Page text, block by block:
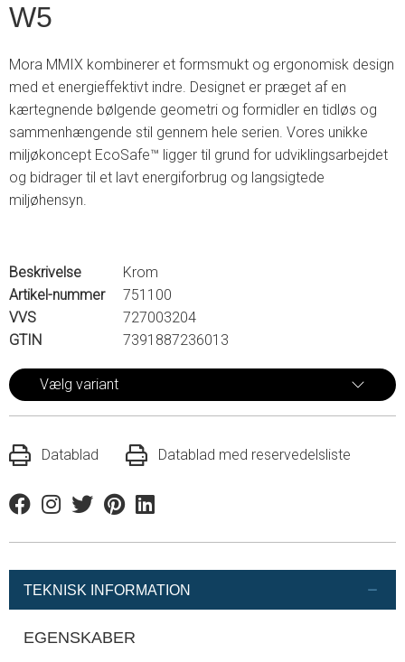
W5
Mora MMIX kombinerer et formsmukt og ergonomisk design
med et energieffektivt indre. Designet er præget af en
kærtegnende bølgende geometri og formidler en tidløs og
sammenhængende stil gennem hele serien. Vores unikke
miljøkoncept EcoSafe™ ligger til grund for udviklingsarbejdet
og bidrager til et lavt energiforbrug og langsigtede
miljøhensyn.
Beskrivelse
Krom
Artikel-nummer
751100
VVS
727003204
GTIN
7391887236013
Vælg variant
Datablad Datablad med reservedelsliste
FacebookInstagram
TwitterPinterestLinkedin
TEKNISK INFORMATION
EGENSKABER